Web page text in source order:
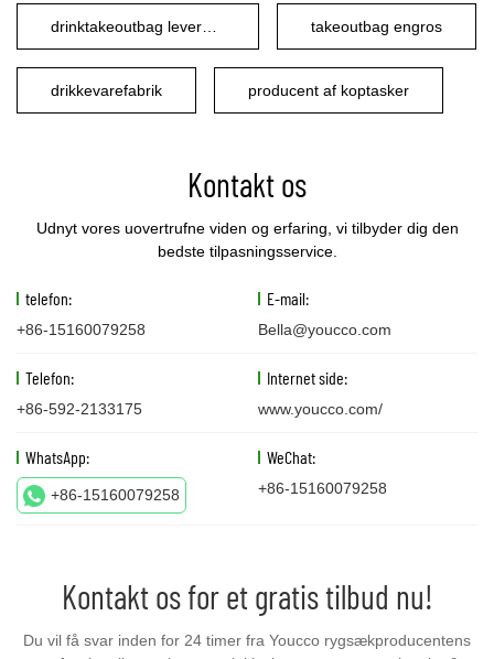
drinktakeoutbag leverandør takeoutbag engros
drikkevarefabrik producent af koptasker
Kontakt os
Udnyt vores uovertrufne viden og erfaring, vi tilbyder dig den
bedste tilpasningsservice.
telefon:
+86-15160079258
E-mail:
Bella@youcco.com
Telefon:
+86-592-2133175
Internet side:
www.youcco.com/
WhatsApp:
+86-15160079258
WeChat:
+86-15160079258
Kontakt os for et gratis tilbud nu!
Du vil få svar inden for 24 timer fra Youcco rygsækproducentens